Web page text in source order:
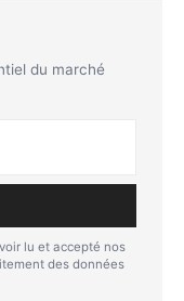
du marché
lu et accepté nos
des données